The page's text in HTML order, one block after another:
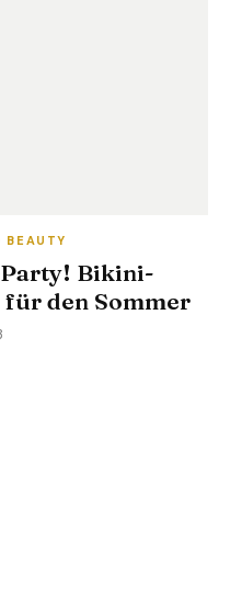
BEAUTY
Bikini-
für den Sommer